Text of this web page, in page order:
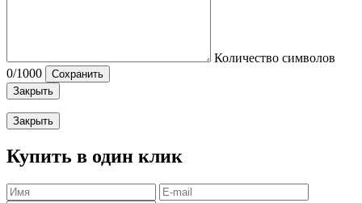
Количество символов
0/1000
Сохранить
Закрыть
Закрыть
Купить в один клик